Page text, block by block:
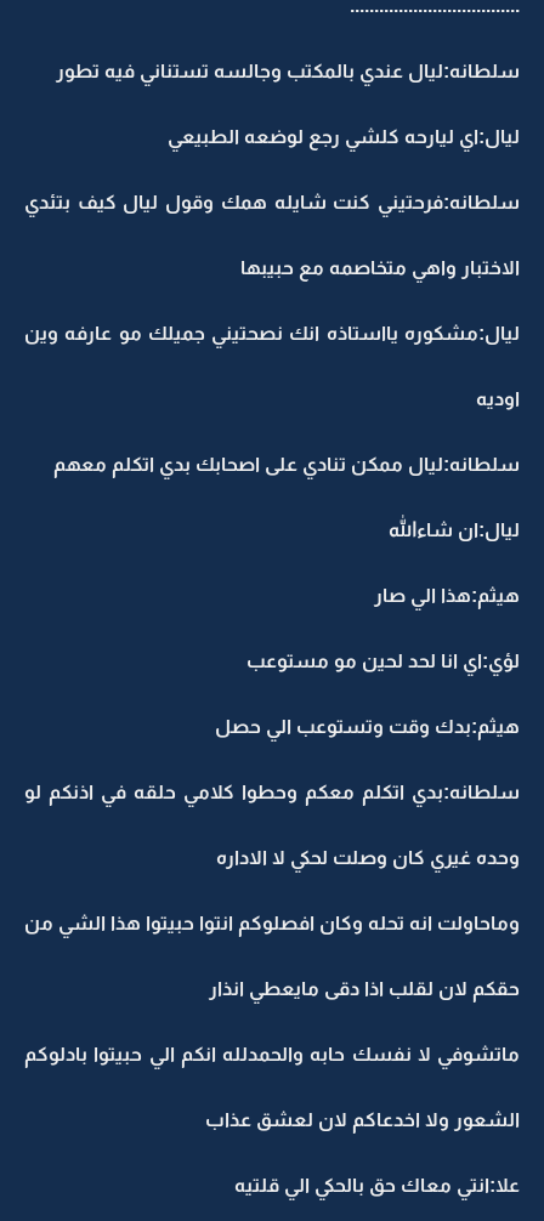
...................................
سلطانه:ليال عندي بالمكتب وجالسه تستناني فيه تطور
ليال:اي ليارحه كلشي رجع لوضعه الطبيعي
سلطانه:فرحتيني كنت شايله همك وقول ليال كيف بتئدي
الاختبار واهي متخاصمه مع حبيبها
ليال:مشكوره يااستاذه انك نصحتيني جميلك مو عارفه وين
اوديه
سلطانه:ليال ممكن تنادي على اصحابك بدي اتكلم معهم
ليال:ان شاءالله
هيثم:هذا الي صار
لؤي:اي انا لحد لحين مو مستوعب
هيثم:بدك وقت وتستوعب الي حصل
سلطانه:بدي اتكلم معكم وحطوا كلامي حلقه في اذنكم لو
وحده غيري كان وصلت لحكي لا الاداره
وماحاولت انه تحله وكان افصلوكم انتوا حبيتوا هذا الشي من
حقكم لان لقلب اذا دقى مايعطي انذار
ماتشوفي لا نفسك حابه والحمدلله انكم الي حبيتوا بادلوكم
الشعور ولا اخدعاكم لان لعشق عذاب
علا:انتي معاك حق بالحكي الي قلتيه